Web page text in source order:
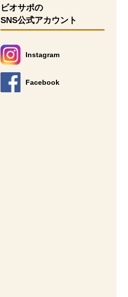
ビオサポの
SNS公式アカウント
Instagram
別のウィンドウで開きます。
Facebook
別のウィンドウで開きます。